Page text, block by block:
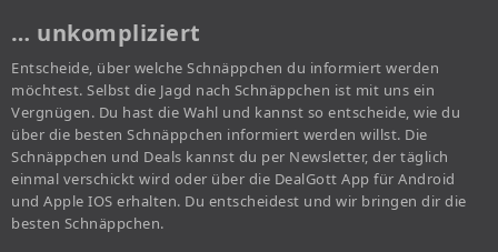
… unkompliziert
Entscheide, über welche Schnäppchen du informiert werden
möchtest. Selbst die Jagd nach Schnäppchen ist mit uns ein
Vergnügen. Du hast die Wahl und kannst so entscheide, wie du
über die besten Schnäppchen informiert werden willst. Die
Schnäppchen und Deals kannst du per Newsletter, der täglich
einmal verschickt wird oder über die DealGott App für Android
und Apple IOS erhalten. Du entscheidest und wir bringen dir die
besten Schnäppchen.